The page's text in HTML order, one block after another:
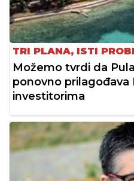
TRI PLANA, ISTI
Možemo tvrdi da
ponovno
investitorima